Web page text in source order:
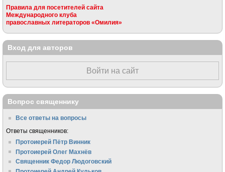
Правила для посетителей сайта
Международного клуба
православных литераторов «Омилия»
Вход для авторов
Войти на сайт
Вопрос священнику
Все ответы на вопросы
Ответы священников:
Протоиерей Пётр Винник
Протоиерей Олег Махнёв
Священник Федор Людоговский